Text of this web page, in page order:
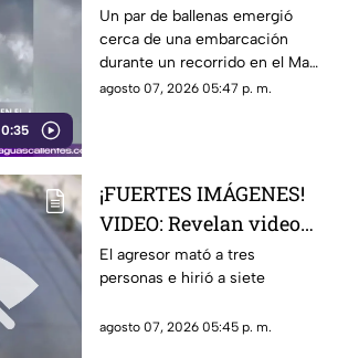
0:35
durante avistamiento
en el Mar de Cortés
Un par de ballenas emergió
cerca de una embarcación
durante un recorrido en el Mar
de Cortés. El avistamiento fue
agosto 07, 2026 05:47 p. m.
¡FUERTES IMÁGENES!
VIDEO: Revelan videos
de seguridad del tiroteo
realizado en famosa
hamburguesas en
El agresor mató a tres
personas e hirió a siete
agosto 07, 2026 05:45 p. m.